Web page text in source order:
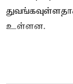
உள்ளன.